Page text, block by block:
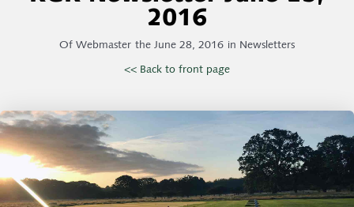
2016
Of Webmaster the June 28, 2016 in Newsletters
<< Back to front page